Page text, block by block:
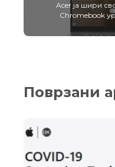
Acer ја шири
Chromebook
Поврзани